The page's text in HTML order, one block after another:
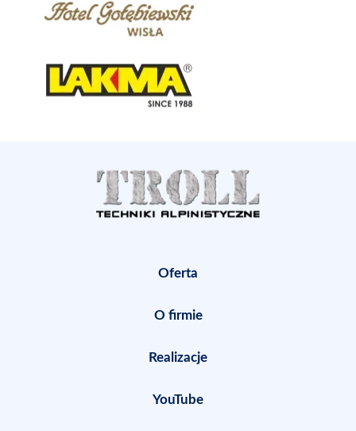
Oferta
O firmie
Realizacje
YouTube